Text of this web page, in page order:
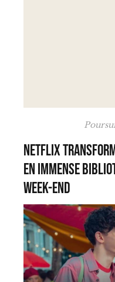
Netflix
en immense
week-end